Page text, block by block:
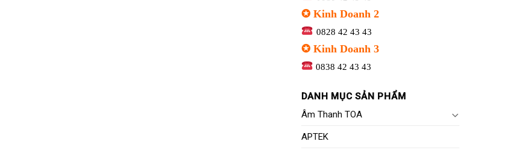
✪ Kinh Doanh 2
0828 42 43 43
✪ Kinh Doanh 3
0838 42 43 43
DANH MỤC SẢN PHẨM
Âm Thanh TOA
APTEK